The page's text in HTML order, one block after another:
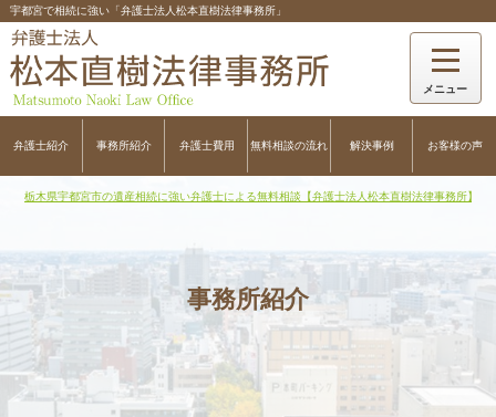
宇都宮で相続に強い「弁護士法人松本直樹法律事務所」
弁護士紹介 事務所紹介 弁護士費用 無料相談の流れ 解決事例 お客様の声
栃木県宇都宮市の遺産相続に強い弁護士による無料相談【弁護士法人松本直樹法律事務所】
事務所紹介